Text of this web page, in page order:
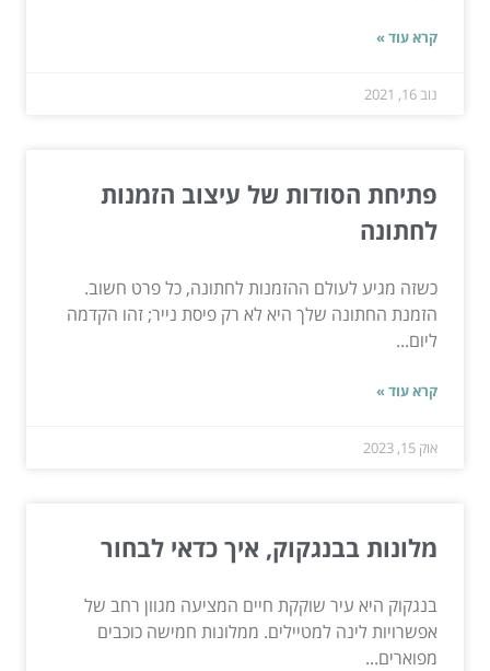
קרא עוד »
נוב 16, 2021
פתיחת הסודות של עיצוב הזמנות
לחתונה
כשזה מגיע לעולם ההזמנות לחתונה, כל פרט חשוב.
הזמנת החתונה שלך היא לא רק פיסת נייר; זהו הקדמה
ליום...
קרא עוד »
אוק 15, 2023
מלונות בבנגקוק, איך כדאי לבחור
בנגקוק היא עיר שוקקת חיים המציעה מגוון רחב של
אפשרויות לינה למטיילים. ממלונות חמישה כוכבים
מפוארים...